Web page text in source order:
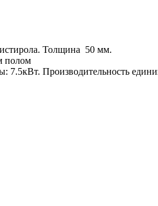
Толщина 50 мм.
полом
Производительность